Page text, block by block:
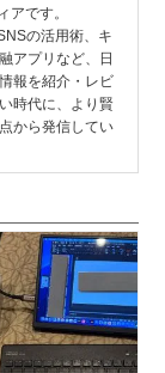
アです。
の活用術、キ
アプリなど、日
報を紹介・レビ
時代に、より賢
から発信してい